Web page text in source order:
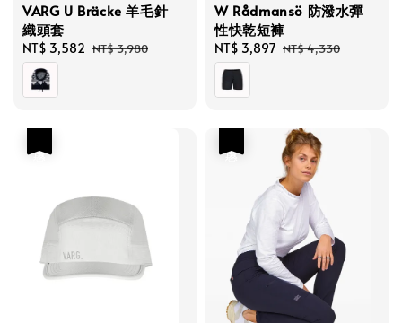
VARG U Bräcke 羊毛針
織頭套
Sale
price
NT$ 3,582 Regular
NT$ 3,980
W Rådmansö 防潑水彈
性快乾短褲
Sale
price
NT$ 3,897 Regular
NT$ 4,330